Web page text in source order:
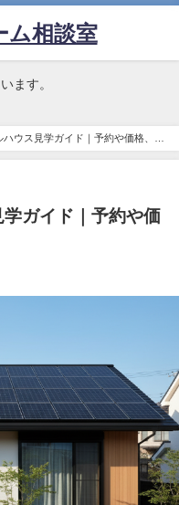
ム相談室
ます。
ウス見学ガイド｜予約や価格、評
ガイド｜予約や価